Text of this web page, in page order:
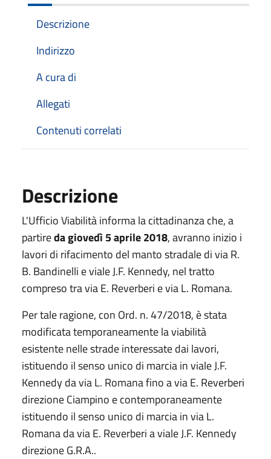
Descrizione
Indirizzo
A cura di
Allegati
Contenuti correlati
Descrizione
L'Ufficio Viabilità informa la cittadinanza che, a
partireda giovedì 5 aprile 2018, avranno inizio i
lavori di rifacimento del manto stradale di via R.
B. Bandinelli e viale J.F. Kennedy, nel tratto
compreso tra via E. Reverberi e via L. Romana.
Per tale ragione, con Ord. n. 47/2018, è stata
modificata temporaneamente la viabilità
esistente nelle strade interessate dai lavori,
istituendo il senso unico di marcia in viale J.F.
Kennedy da via L. Romana fino a via E. Reverberi
direzione Ciampino e contemporaneamente
istituendo il senso unico di marcia in via L.
Romana da via E. Reverberi a viale J.F. Kennedy
direzione G.R.A..